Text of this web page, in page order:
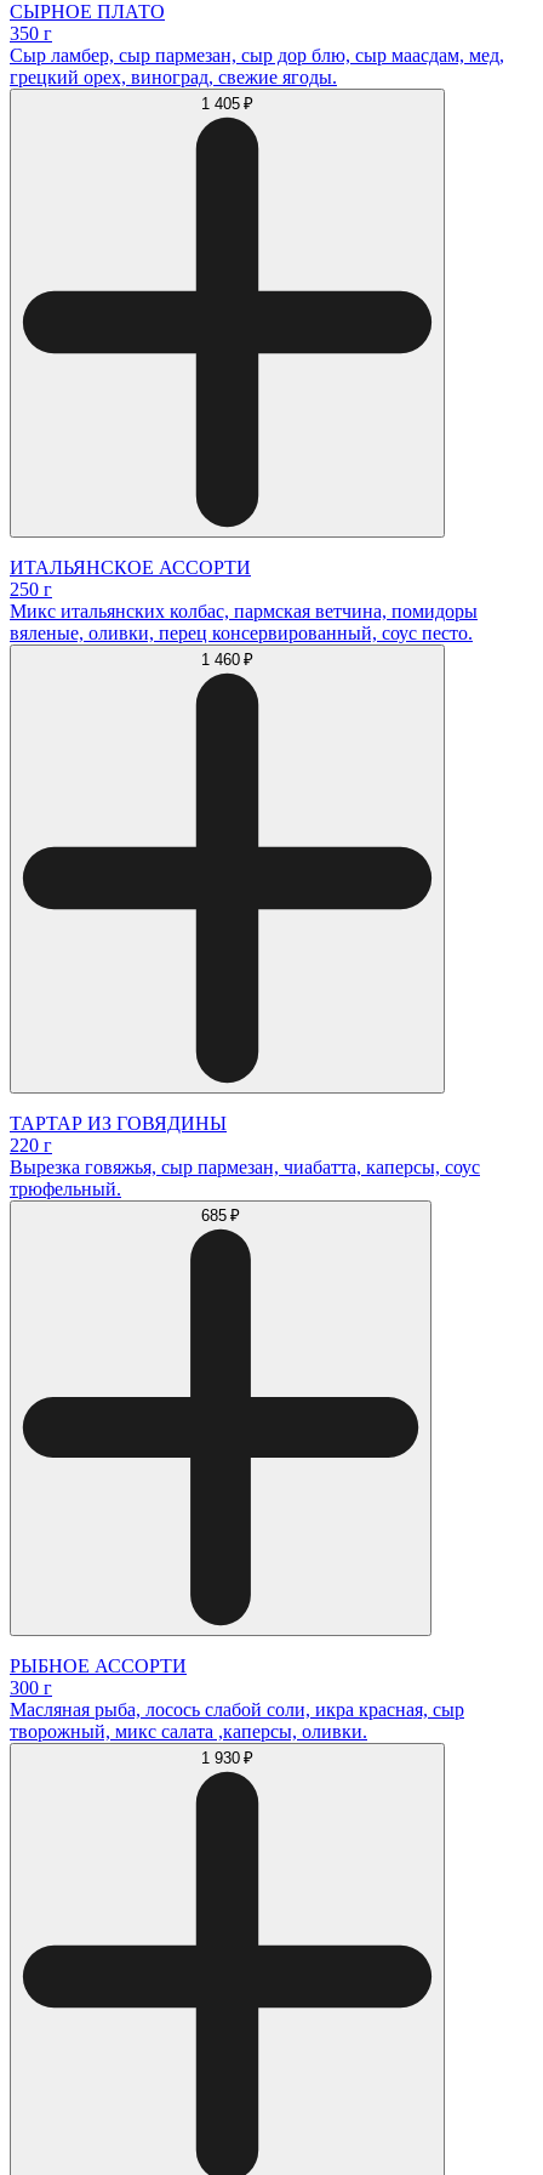
СЫРНОЕ ПЛАТО
350 г
Сыр ламбер, сыр пармезан, сыр дор блю, сыр маасдам, мед,
грецкий орех, виноград, свежие ягоды.
1 405 ₽
ИТАЛЬЯНСКОЕ АССОРТИ
250 г
Микс итальянских колбас, пармская ветчина, помидоры
вяленые, оливки, перец консервированный, соус песто.
1 460 ₽
ТАРТАР ИЗ ГОВЯДИНЫ
220 г
Вырезка говяжья, сыр пармезан, чиабатта, каперсы, соус
трюфельный.
685 ₽
РЫБНОЕ АССОРТИ
300 г
Масляная рыба, лосось слабой соли, икра красная, сыр
творожный, микс салата ,каперсы, оливки.
1 930 ₽